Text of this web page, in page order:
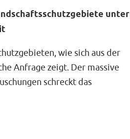
unter
wie sich aus der
Anfrage zeigt. Der massive
schreckt das